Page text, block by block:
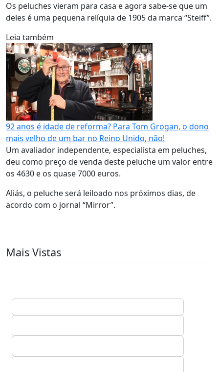
Os peluches vieram para casa e agora sabe-se que um
deles é uma pequena relíquia de 1905 da marca “Steiff”.
Leia também
92 anos é idade de reforma? Para Tom Grogan, o dono
mais velho de um bar no Reino Unido, não!
Um avaliador independente, especialista em peluches,
deu como preço de venda deste peluche um valor entre
os 4630 e os quase 7000 euros.
Aliás, o peluche será leiloado nos próximos dias, de
acordo com o jornal “Mirror”.
Mais Vistas